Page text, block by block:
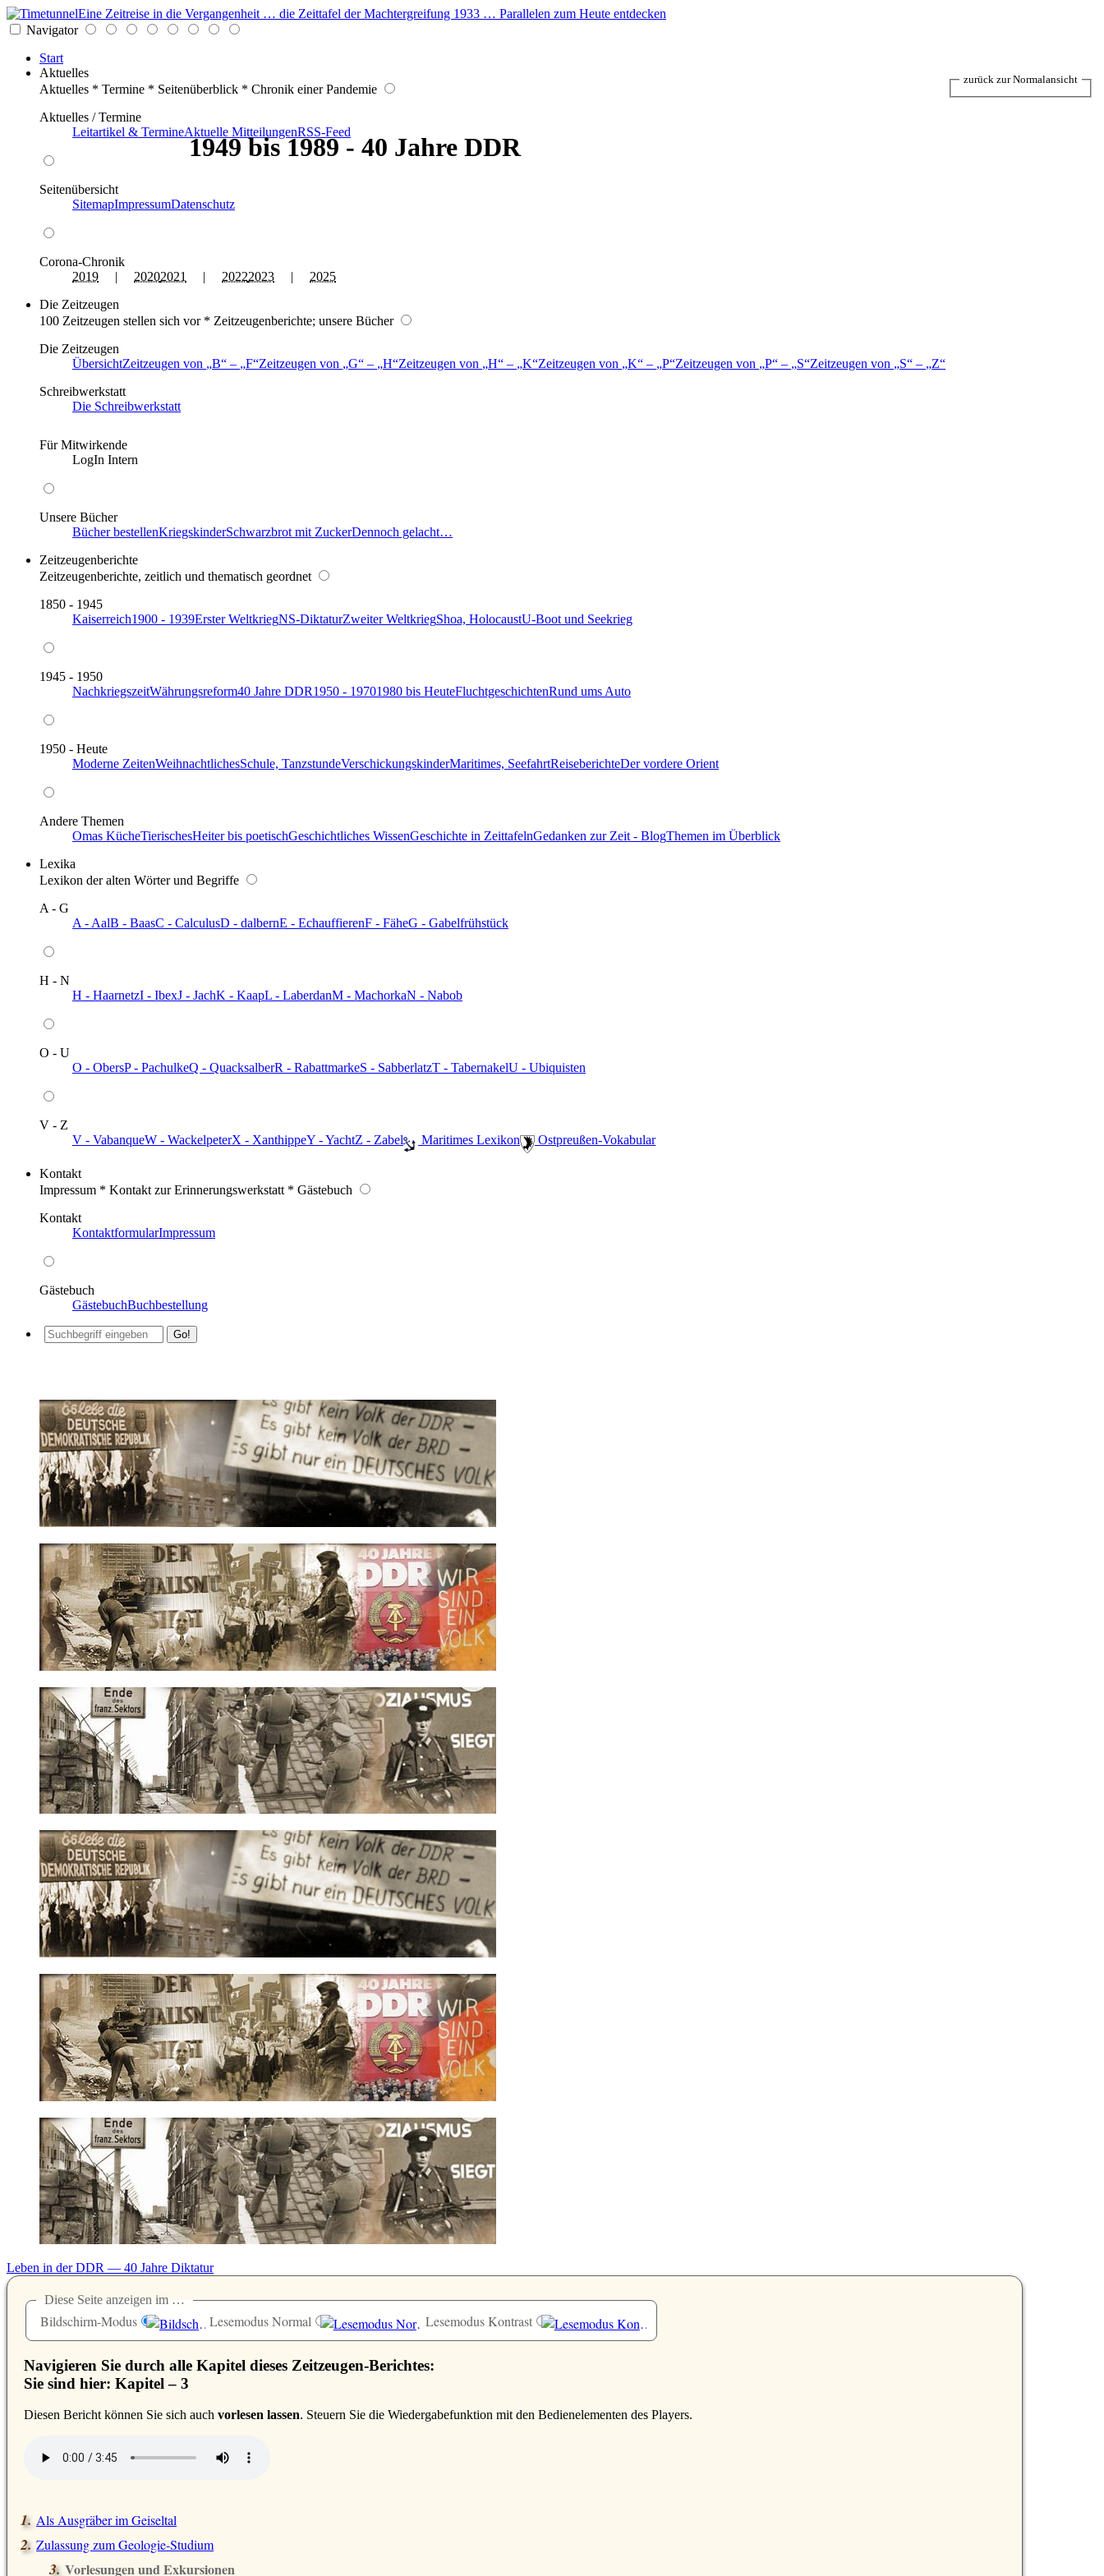
Eine Zeitreise in die Vergangenheit … die Zeittafel der Machtergreifung 1933 … Parallelen zum Heute entdecken
Navigator
Start
Aktuelles
Aktuelles * Termine * Seitenüberblick * Chronik einer Pandemie
Aktuelles / Termine
Leitartikel & TermineAktuelle MitteilungenRSS-Feed
Seitenübersicht
SitemapImpressumDatenschutz
Corona-Chronik
2019 | 20202021 | 20222023 | 2025
Die Zeitzeugen
100 Zeitzeugen stellen sich vor * Zeitzeugenberichte; unsere Bücher
Die Zeitzeugen
ÜbersichtZeitzeugen von B – F Zeitzeugen von G – H Zeitzeugen von H – K Zeitzeugen von K – P Zeitzeugen von P – S Zeitzeugen von S –
Z
Schreibwerkstatt
Die Schreibwerkstatt
Für Mitwirkende
LogIn Intern
Unsere Bücher
Bücher bestellenKriegskinderSchwarzbrot mit ZuckerDennoch gelacht…
Zeitzeugenberichte
Zeitzeugenberichte, zeitlich und thematisch geordnet
1850 - 1945
Kaiserreich1900 - 1939Erster WeltkriegNS-DiktaturZweiter WeltkriegShoa, HolocaustU-Boot und Seekrieg
1945 - 1950
NachkriegszeitWährungsreform40 Jahre DDR1950 - 19701980 bis HeuteFluchtgeschichtenRund ums Auto
1950 - Heute
Moderne ZeitenWeihnachtlichesSchule, TanzstundeVerschickungskinderMaritimes, SeefahrtReiseberichteDer vordere Orient
Andere Themen
Omas KücheTierischesHeiter bis poetischGeschichtliches WissenGeschichte in ZeittafelnGedanken zur Zeit - BlogThemen im Überblick
Lexika
Lexikon der alten Wörter und Begriffe
A - G
A - AalB - BaasC - CalculusD - dalbernE - EchauffierenF - FäheG - Gabelfrühstück
H - N
H - HaarnetzI - IbexJ - JachK - KaapL - LaberdanM - MachorkaN - Nabob
O - U
O - ObersP - PachulkeQ - QuacksalberR - RabattmarkeS - SabberlatzT - TabernakelU - Ubiquisten
V - Z
V - VabanqueW - WackelpeterX - XanthippeY - YachtZ - Zabel ️ Maritimes Lexikon ️ Ostpreußen-Vokabular
Kontakt
Impressum * Kontakt zur Erinnerungswerkstatt * Gästebuch
Kontakt
KontaktformularImpressum
Gästebuch
GästebuchBuchbestellung
1949 bis 1989 - 40 Jahre DDR
Leben in der DDR — 40 Jahre Diktatur
Diese Seite anzeigen im …
Bildschirm-Modus Lesemodus Normal Lesemodus Kontrast
Navigieren Sie durch alle Kapitel dieses Zeitzeugen-Berichtes:
Sie sind hier: Kapitel – 3
Diesen Bericht können Sie sich auch vorlesen lassen. Steuern Sie die Wiedergabefunktion mit den Bedienelementen des Players.
Als Ausgräber im Geiseltal
Zulassung zum Geologie-Studium
Vorlesungen und Exkursionen
zurück zur Normalansicht